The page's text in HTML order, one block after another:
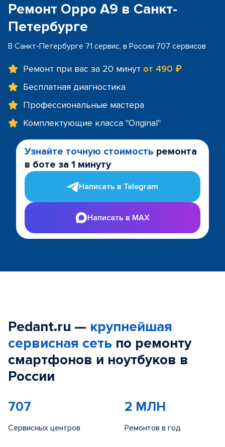
Ремонт Oppo A9 в Санкт-
Петербурге
В Санкт-Петербурге 71 сервис, в России 707 сервисов
Ремонт при вас за 20 минут от 490 ₽
Бесплатная диагностика
Профессиональные мастера
Комплектующие класса "Original"
Узнайте точную стоимость ремонта
в боте за 1 минуту
Написать в Telegram
Написать в MAX
Pedant.ru — крупнейшая
сервисная сеть по ремонту
смартфонов и ноутбуков в
России
707
Сервисных центров
2 МЛН
Ремонтов в год